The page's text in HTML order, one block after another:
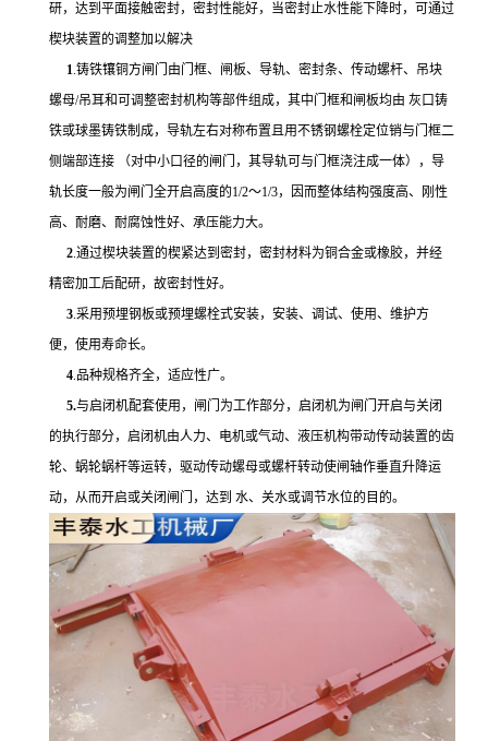
研，达到平面接触密封，密封性能好，当密封止水性能下降时，可通过
楔块装置的调整加以解决
1.铸铁镶铜方闸门由门框、闸板、导轨、密封条、传动螺杆、吊块
螺母/吊耳和可调整密封机构等部件组成，其中门框和闸板均由 灰口铸
铁或球墨铸铁制成，导轨左右对称布置且用不锈钢螺栓定位销与门框二
侧端部连接 （对中小口径的闸门，其导轨可与门框浇注成一体），导
轨长度一般为闸门全开启高度的1/2～1/3，因而整体结构强度高、刚性
高、耐磨、耐腐蚀性好、承压能力大。
2.通过楔块装置的楔紧达到密封，密封材料为铜合金或橡胶，并经
精密加工后配研，故密封性好。
3.采用预埋钢板或预埋螺栓式安装，安装、调试、使用、维护方
便，使用寿命长。
4.品种规格齐全，适应性广。
5.与启闭机配套使用，闸门为工作部分，启闭机为闸门开启与关闭
的执行部分，启闭机由人力、电机或气动、液压机构带动传动装置的齿
轮、蜗轮蜗杆等运转，驱动传动螺母或螺杆转动使闸轴作垂直升降运
动，从而开启或关闭闸门，达到 水、关水或调节水位的目的。